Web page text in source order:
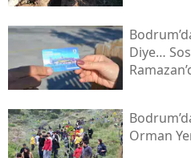
Diye…
Orman